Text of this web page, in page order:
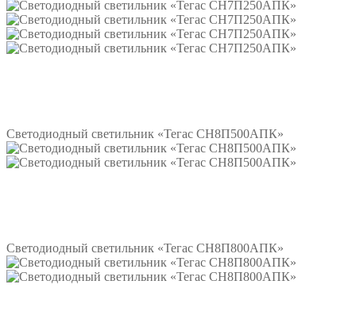
Светодиодный светильник «Тегас СН8П500АПК»
Светодиодный светильник «Тегас СН8П800АПК»